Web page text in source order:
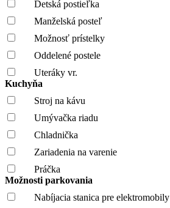
Detská postieľka
Manželská posteľ
Možnosť prístelky
Oddelené postele
Uteráky vr.
Kuchyňa
Stroj na kávu
Umývačka riadu
Chladnička
Zariadenia na varenie
Práčka
Možnosti parkovania
Nabíjacia stanica pre elektromobily